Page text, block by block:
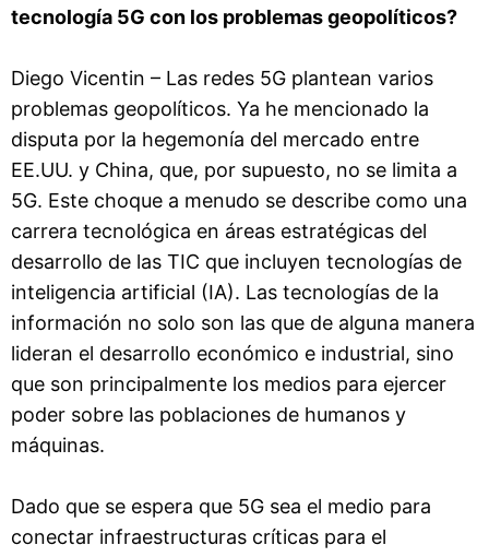
tecnología 5G con los problemas geopolíticos?
Diego Vicentin – Las redes 5G plantean varios
problemas geopolíticos. Ya he mencionado la
disputa por la hegemonía del mercado entre
EE.UU. y China, que, por supuesto, no se limita a
5G. Este choque a menudo se describe como una
carrera tecnológica en áreas estratégicas del
desarrollo de las TIC que incluyen tecnologías de
inteligencia artificial (IA). Las tecnologías de la
información no solo son las que de alguna manera
lideran el desarrollo económico e industrial, sino
que son principalmente los medios para ejercer
poder sobre las poblaciones de humanos y
máquinas.
Dado que se espera que 5G sea ​​el medio para
conectar infraestructuras críticas para el